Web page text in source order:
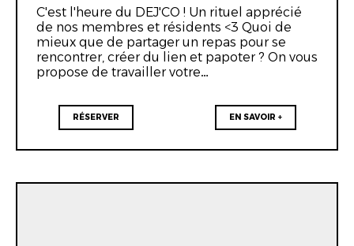
C'est l'heure du DEJ'CO ! Un rituel apprécié
de nos membres et résidents <3 Quoi de
mieux que de partager un repas pour se
rencontrer, créer du lien et papoter ? On vous
propose de travailler votre…
RÉSERVER EN SAVOIR +